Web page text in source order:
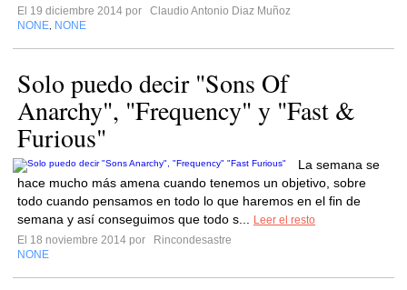
El 19 diciembre 2014 por
Claudio Antonio Diaz Muñoz
NONE NONE
Solo puedo decir "Sons Of
Anarchy", "Frequency" y "Fast &
Furious"
La semana se
hace mucho más amena cuando tenemos un objetivo, sobre
todo cuando pensamos en todo lo que haremos en el fin de
semana y así conseguimos que todo s...
Leer el resto
El 18 noviembre 2014 por
Rincondesastre
NONE